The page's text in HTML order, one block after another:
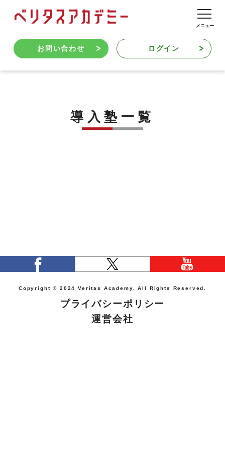
お問い合わせ ログイン
導入塾一覧
Copyright © 2024 Veritas Academy. All Rights Reserved.
プライバシーポリシー
運営会社